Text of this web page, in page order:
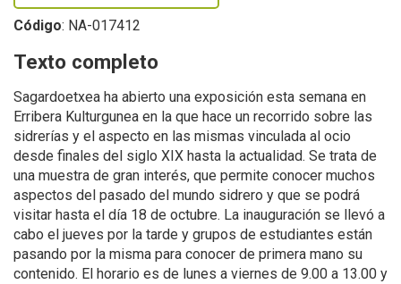
Código: NA-017412
Texto completo
Sagardoetxea ha abierto una exposición esta semana en
Erribera Kulturgunea en la que hace un recorrido sobre las
sidrerías y el aspecto en las mismas vinculada al ocio
desde finales del siglo XIX hasta la actualidad. Se trata de
una muestra de gran interés, que permite conocer muchos
aspectos del pasado del mundo sidrero y que se podrá
visitar hasta el día 18 de octubre. La inauguración se llevó a
cabo el jueves por la tarde y grupos de estudiantes están
pasando por la misma para conocer de primera mano su
contenido. El horario es de lunes a viernes de 9.00 a 13.00 y